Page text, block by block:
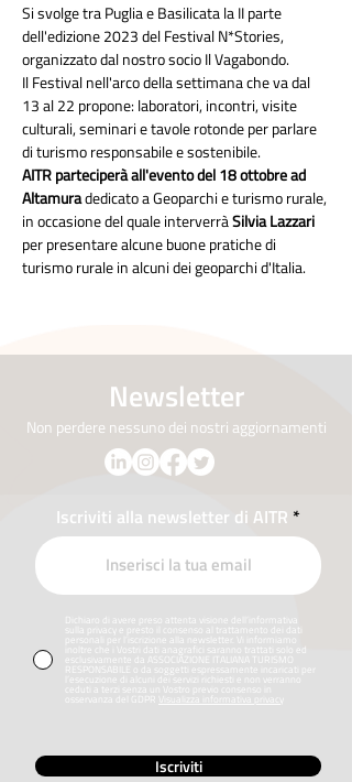
Si svolge tra Puglia e Basilicata la II parte
dell'edizione 2023 del Festival N*Stories,
organizzato dal nostro socio Il Vagabondo.
Il Festival nell'arco della settimana che va dal
13 al 22 propone: laboratori, incontri, visite
culturali, seminari e tavole rotonde per parlare
di turismo responsabile e sostenibile.
AITR parteciperà all'evento del 18 ottobre ad
Altamura dedicato a Geoparchi e turismo rurale,
in occasione del quale interverrà Silvia Lazzari
per presentare alcune buone pratiche di
turismo rurale in alcuni dei geoparchi d'Italia.
Newsletter
Non perdere nessuno dei nostri aggiornamenti
Iscriviti alla newsletter di AITR
Dichiaro di avere preso attenta visione dell’informativa
sulla privacy e presto il consenso al trattamento dei dati
personali per l’iscrizione alla newsletter. Vi informiamo
inoltre che i Vostri dati anagrafici saranno trattati solo ed
esclusivamente da ASSOCIAZIONE ITALIANA TURISMO
RESPONSABILE o da soggetti espressamente incaricati per
l’esecuzione di alcuni dei servizi richiesti e non verranno
ceduti a terzi senza un Vostro previo consenso in
osservanza del GDPR Visualizza informativa privacy
Iscriviti